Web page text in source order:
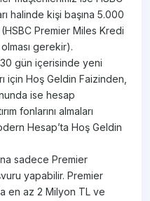
halinde kişi başına 5.000
Premier Miles Kredi
olması gerekir).
gün içerisinde yeni
için Hoş Geldin Faizinden,
ise hesap
fonlarını almaları
Hesap’ta Hoş Geldin
sadece Premier
yapabilir. Premier
en az 2 Milyon TL ve